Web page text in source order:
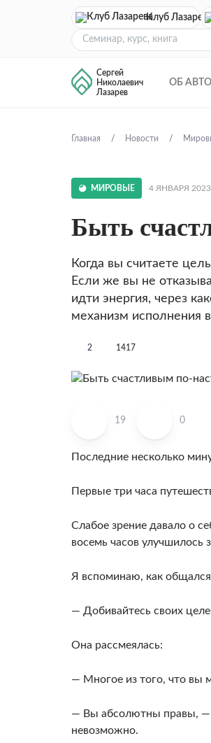
Клуб
Сергей
Николаевич
Лазарев
ОБ
Главная Новости
МИРОВЫЕ 4 ЯНВАРЯ 2023
Быть
Когда вы считаете
Если же вы не
идти энергия, через
механизм исполнения
2 1417
19 0
Последние несколько
Первые три часа
Слабое зре­ние давало о
восемь часов улучшилось
Я вспоминаю, как
— Добивайтесь своих
Она рассмеялась:
— Многое из того, что вы
— Вы абсолютны правы, —
невозмож­но.